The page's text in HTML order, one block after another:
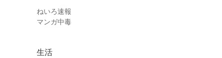
ねいろ速報
マンガ中毒
生活